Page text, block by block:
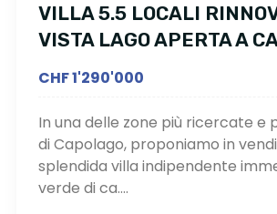
VILLA 5.5 LOCALI
VISTA LAGO APERTA A
CHF 1'290'000
In una delle zone più ricercate e
di Capolago, proponiamo in
splendida villa indipendente
verde di ca....